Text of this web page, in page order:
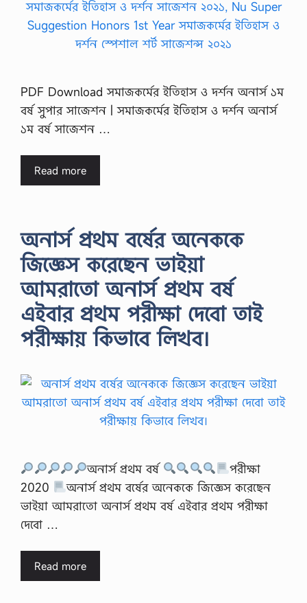
PDF Download সমাজকর্মের ইতিহাস ও দর্শন অনার্স ১ম
বর্ষ সুপার সাজেশন | সমাজকর্মের ইতিহাস ও দর্শন অনার্স
১ম বর্ষ সাজেশন …
Read more
অনার্স প্রথম বর্ষের অনেককে
জিজ্ঞেস করেছেন ভাইয়া
আমরাতো অনার্স প্রথম বর্ষ
এইবার প্রথম পরীক্ষা দেবো তাই
পরীক্ষায় কিভাবে লিখব।
অনার্স প্রথম বর্ষ
পরীক্ষা
2020
অনার্স প্রথম বর্ষের অনেককে জিজ্ঞেস করেছেন
ভাইয়া আমরাতো অনার্স প্রথম বর্ষ এইবার প্রথম পরীক্ষা
দেবো …
Read more